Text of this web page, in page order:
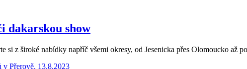
dakarskou show
z široké nabídky napříč všemi okresy, od Jesenicka přes Olomoucko až